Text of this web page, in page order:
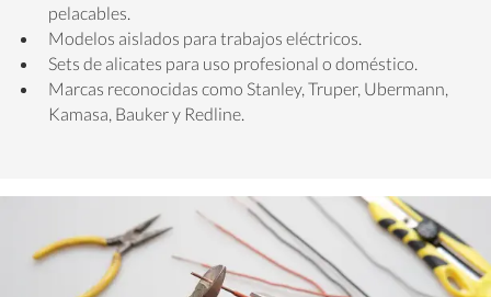
pelacables.
Modelos aislados para trabajos eléctricos.
Sets de alicates para uso profesional o doméstico.
Marcas reconocidas como Stanley, Truper, Ubermann,
Kamasa, Bauker y Redline.